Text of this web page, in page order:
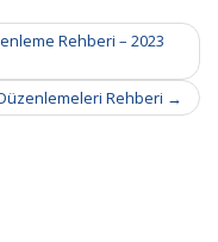
Rehberi – 2023
Rehberi →